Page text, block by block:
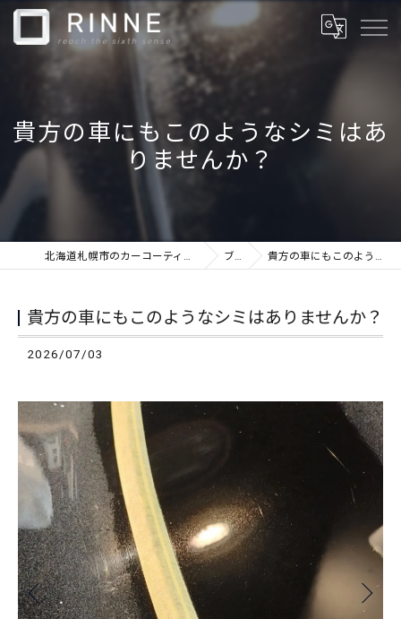
貴方の車にもこのようなシミはあ
りませんか？
北海道札幌市のカーコーティングならカーケアショップRINNE ブログ 貴方の車にもこのようなシミはありませんか？
貴方の車にもこのようなシミはありませんか？
2026/07/03